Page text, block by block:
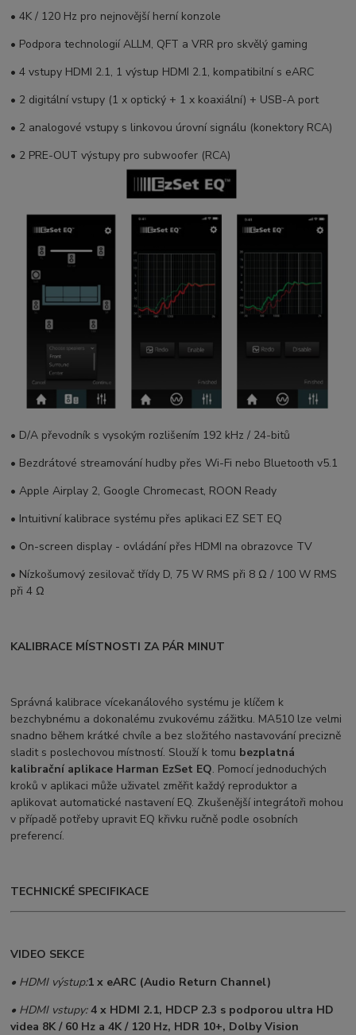
• 4K / 120 Hz pro nejnovější herní konzole
• Podpora technologiíALLM, QFT a VRR pro skvělý gaming
• 4 vstupy HDMI 2.1, 1 výstup HDMI 2.1, kompatibilní s eARC
• 2 digitální vstupy (1 x optický + 1 x koaxiální) + USB-A port
• 2 analogové vstupy s linkovou úrovní signálu (konektory RCA)
• 2 PRE-OUT výstupy pro subwoofer (RCA)
• D/A převodník s vysokým rozlišením 192 kHz / 24-bitů
• Bezdrátové streamování hudby přes Wi-Fi nebo Bluetooth v5.1
• Apple Airplay 2, Google Chromecast, ROON Ready
• Intuitivní kalibrace systému přes aplikaci EZ SET EQ
• On-screen display - ovládání přes HDMI na obrazovce TV
• Nízkošumový zesilovač třídy D, 75 W RMS při 8 Ω / 100 W RMS
při 4 Ω
KALIBRACE MÍSTNOSTI ZA PÁR MINUT
Správná kalibrace vícekanálového systému je klíčem k
bezchybnému a dokonalému zvukovému zážitku. MA510 lze velmi
snadno během krátké chvíle a bez složitého nastavování precizně
sladit s poslechovou místností. Slouží k tomu bezplatná
kalibrační aplikace Harman EzSet EQ. Pomocí jednoduchých
kroků v aplikaci může uživatel změřit každý reproduktor a
aplikovat automatické nastavení EQ. Zkušenější integrátoři mohou
v případě potřeby upravit EQ křivku ručně podle osobních
preferencí.
TECHNICKÉ SPECIFIKACE
VIDEO SEKCE
• HDMI výstup:1 x eARC (Audio Return Channel)
• HDMI vstupy:4 x HDMI 2.1, HDCP 2.3 s podporou ultra HD
videa 8K / 60 Hz a 4K / 120 Hz, HDR 10+, Dolby Vision